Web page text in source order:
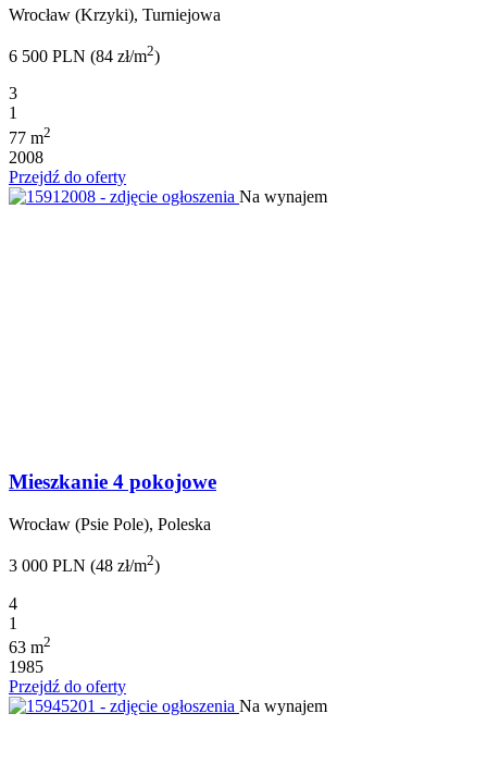
Wrocław (Krzyki), Turniejowa
6 500 PLN (84 zł/m2)
3
1
77 m2
2008
Przejdź do oferty
Na wynajem
Mieszkanie 4 pokojowe
Wrocław (Psie Pole), Poleska
3 000 PLN (48 zł/m2)
4
1
63 m2
1985
Przejdź do oferty
Na wynajem